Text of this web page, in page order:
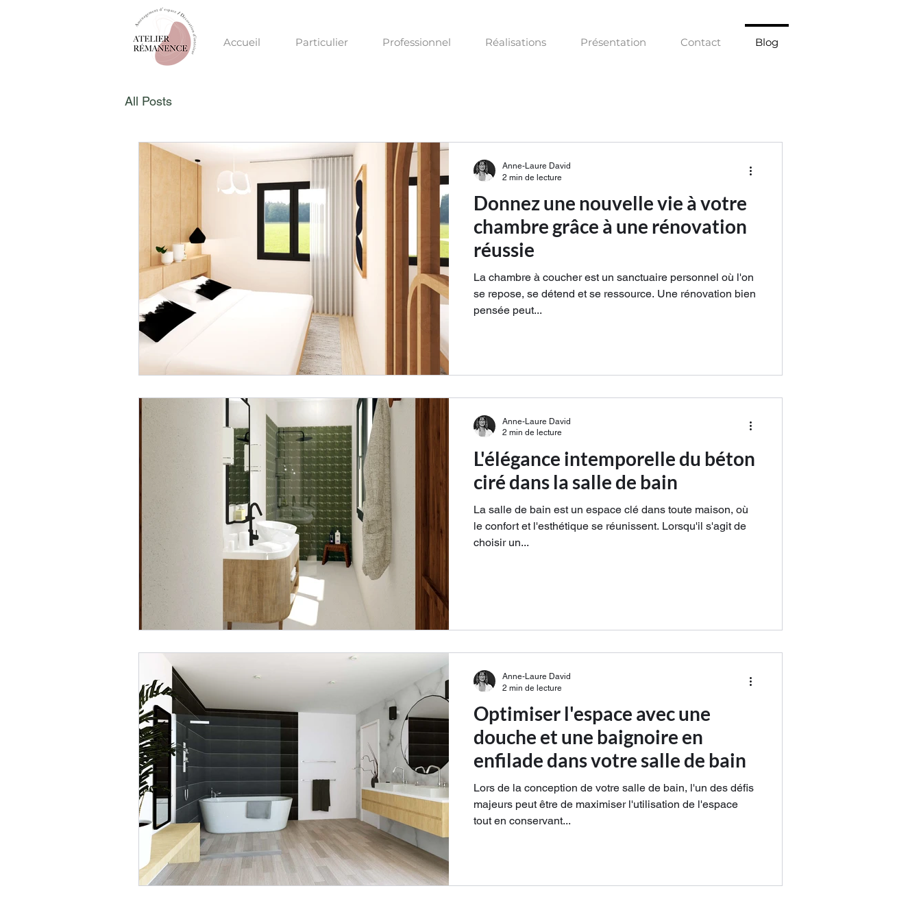
Accueil Particulier Professionnel Réalisations Présentation Contact Blog
All Posts
Donnez une nouvelle vie à votre
chambre grâce à une rénovation
réussie
La chambre à coucher est un sanctuaire personnel où l'on
se repose, se détend et se ressource. Une rénovation bien
pensée peut...
Anne-Laure David
2 min de lecture
L'élégance intemporelle du béton
ciré dans la salle de bain
La salle de bain est un espace clé dans toute maison, où
le confort et l'esthétique se réunissent. Lorsqu'il s'agit de
choisir un...
Anne-Laure David
2 min de lecture
Optimiser l'espace avec une
douche et une baignoire en
enfilade dans votre salle de bain
Lors de la conception de votre salle de bain, l'un des défis
majeurs peut être de maximiser l'utilisation de l'espace
tout en conservant...
Anne-Laure David
2 min de lecture